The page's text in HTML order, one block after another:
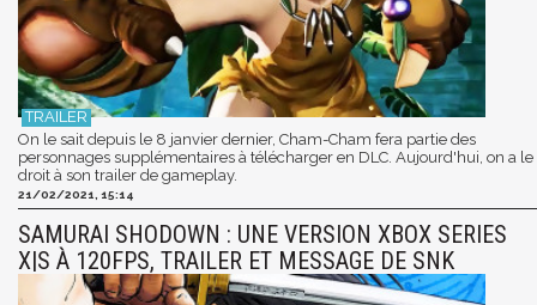
On le sait depuis le 8 janvier dernier, Cham-Cham fera partie des
personnages supplémentaires à télécharger en DLC. Aujourd'hui, on a le
droit à son trailer de gameplay.
21/02/2021, 15:14
SAMURAI SHODOWN : UNE VERSION XBOX SERIES
X|S À 120FPS, TRAILER ET MESSAGE DE SNK